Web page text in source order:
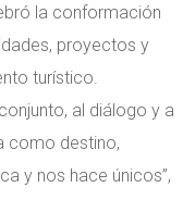
la conformación
proyectos y
turístico.
al diálogo y a
como destino,
y nos hace únicos”,